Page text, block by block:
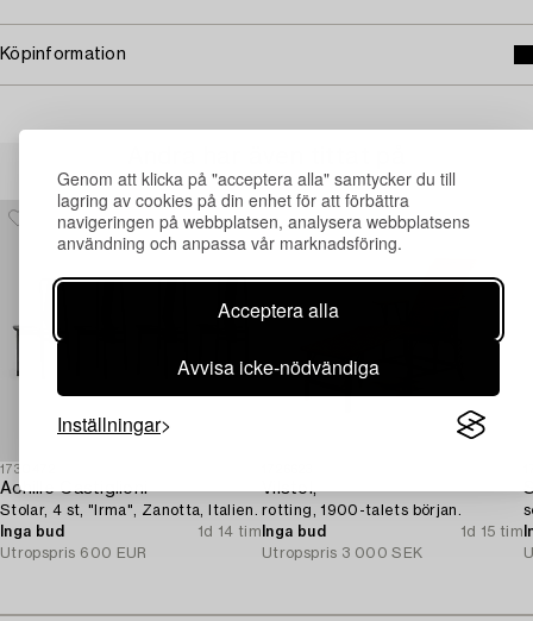
Genom att klicka på "acceptera alla" samtycker du till
lagring av cookies på din enhet för att förbättra
navigeringen på webbplatsen, analysera webbplatsens
användning och anpassa vår marknadsföring.
Acceptera alla
Avvisa icke-nödvändiga
Inställningar
Köpinformation
1730472
Achille Castiglioni
Stolar, 4 st, "Irma", Zanotta, Italien.
Inga bud
1d 14 tim
Utropspris 600 EUR
Vilstol,
rotting, 1900-talets början.
Inga bud
1d 15 tim
Utropspris 3 000 SEK